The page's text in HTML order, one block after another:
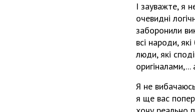
І зауважте, я
очевидні
заборонили
всі народи,
люди, які
Я не
я ще вас